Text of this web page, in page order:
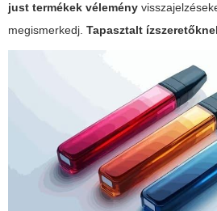
just termékek vélemény
megismerkedj. Tapasztalt